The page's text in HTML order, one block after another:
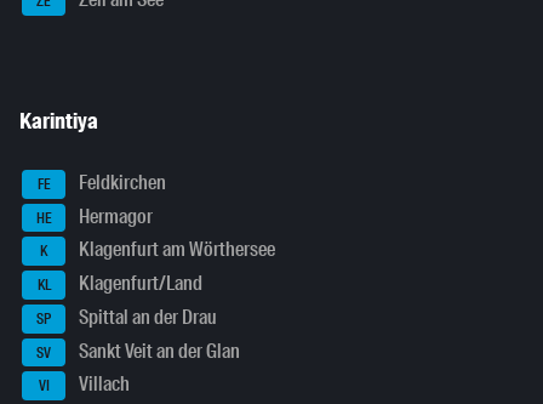
Karintiya
FE Feldkirchen
HE Hermagor
K Klagenfurt am Wörthersee
KL Klagenfurt/Land
SP Spittal an der Drau
SV Sankt Veit an der Glan
VI Villach